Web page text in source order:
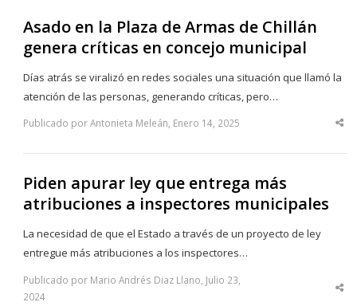
Asado en la Plaza de Armas de Chillán
genera críticas en concejo municipal
Días atrás se viralizó en redes sociales una situación que llamó la
atención de las personas, generando críticas, pero…
Publicado por Antonieta Meleán, Enero 14, 2025
Piden apurar ley que entrega más
atribuciones a inspectores municipales
La necesidad de que el Estado a través de un proyecto de ley
entregue más atribuciones a los inspectores…
Publicado por Mario Andrés Diaz Llano, Julio 23,
2024